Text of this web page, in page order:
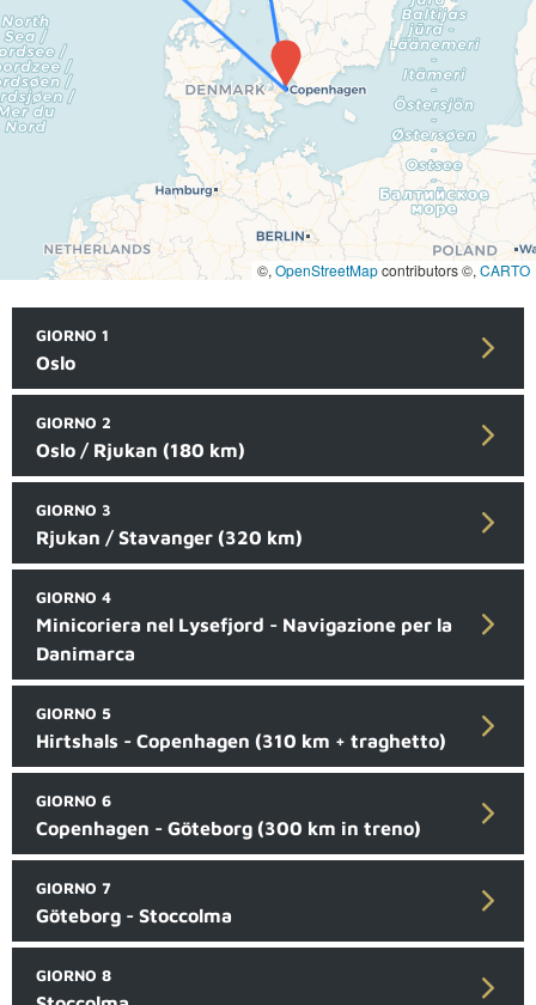
©, OpenStreetMapcontributors ©, CARTO
GIORNO 1
Oslo
GIORNO 2
Oslo / Rjukan (180 km)
GIORNO 3
Rjukan / Stavanger (320 km)
GIORNO 4
Minicoriera nel Lysefjord - Navigazione per la
Danimarca
GIORNO 5
Hirtshals - Copenhagen (310 km + traghetto)
GIORNO 6
Copenhagen - Göteborg (300 km in treno)
GIORNO 7
Göteborg - Stoccolma
GIORNO 8